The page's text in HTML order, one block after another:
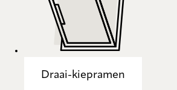
Draai-kiepramen